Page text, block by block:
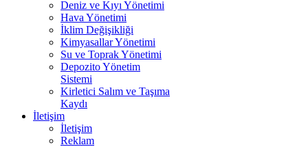
Deniz ve Kıyı Yönetimi
Hava Yönetimi
İklim Değişikliği
Kimyasallar Yönetimi
Su ve Toprak Yönetimi
Depozito Yönetim
Sistemi
Kirletici Salım ve Taşıma
Kaydı
İletişim
İletişim
Reklam